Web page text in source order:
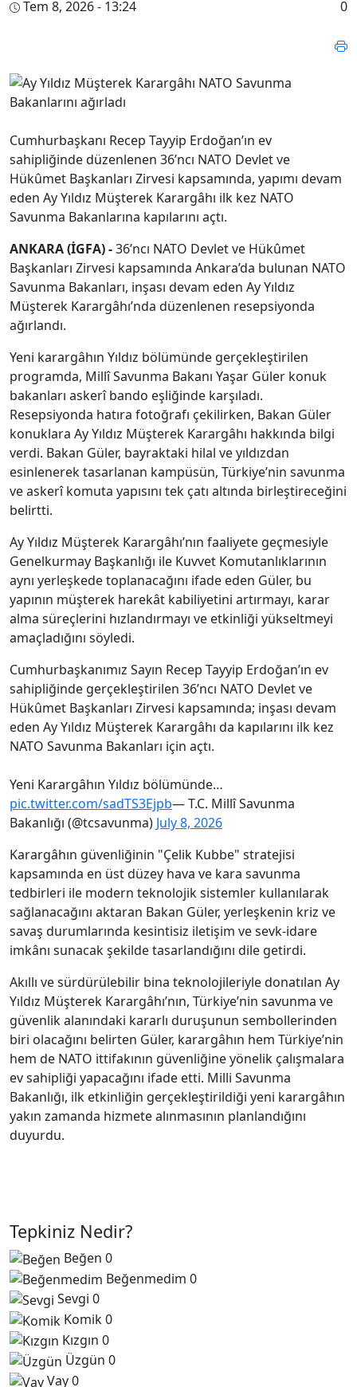
Tem 8, 2026 - 13:24 0
Cumhurbaşkanı Recep Tayyip Erdoğan’ın ev
sahipliğinde düzenlenen 36’ncı NATO Devlet ve
Hükûmet Başkanları Zirvesi kapsamında, yapımı devam
eden Ay Yıldız Müşterek Karargâhı ilk kez NATO
Savunma Bakanlarına kapılarını açtı.
ANKARA (İGFA) -36’ncı NATO Devlet ve Hükûmet
Başkanları Zirvesi kapsamında Ankara’da bulunan NATO
Savunma Bakanları, inşası devam eden Ay Yıldız
Müşterek Karargâhı’nda düzenlenen resepsiyonda
ağırlandı.
Yeni karargâhın Yıldız bölümünde gerçekleştirilen
programda, Millî Savunma Bakanı Yaşar Güler konuk
bakanları askerî bando eşliğinde karşıladı.
Resepsiyonda hatıra fotoğrafı çekilirken, Bakan Güler
konuklara Ay Yıldız Müşterek Karargâhı hakkında bilgi
verdi. Bakan Güler, bayraktaki hilal ve yıldızdan
esinlenerek tasarlanan kampüsün, Türkiye’nin savunma
ve askerî komuta yapısını tek çatı altında birleştireceğini
belirtti.
Ay Yıldız Müşterek Karargâhı’nın faaliyete geçmesiyle
Genelkurmay Başkanlığı ile Kuvvet Komutanlıklarının
aynı yerleşkede toplanacağını ifade eden Güler, bu
yapının müşterek harekât kabiliyetini artırmayı, karar
alma süreçlerini hızlandırmayı ve etkinliği yükseltmeyi
amaçladığını söyledi.
Cumhurbaşkanımız Sayın Recep Tayyip Erdoğan’ın ev
sahipliğinde gerçekleştirilen 36’ncı NATO Devlet ve
Hükûmet Başkanları Zirvesi kapsamında; inşası devam
eden Ay Yıldız Müşterek Karargâhı da kapılarını ilk kez
NATO Savunma Bakanları için açtı.
Yeni Karargâhın Yıldız bölümünde…
pic.twitter.com/sadTS3Ejpb— T.C. Millî Savunma
Bakanlığı (@tcsavunma) July 8, 2026
Karargâhın güvenliğinin "Çelik Kubbe" stratejisi
kapsamında en üst düzey hava ve kara savunma
tedbirleri ile modern teknolojik sistemler kullanılarak
sağlanacağını aktaran Bakan Güler, yerleşkenin kriz ve
savaş durumlarında kesintisiz iletişim ve sevk-idare
imkânı sunacak şekilde tasarlandığını dile getirdi.
Akıllı vesürdürülebilir bina teknolojileriyle donatılan Ay
Yıldız Müşterek Karargâhı’nın, Türkiye’nin savunma ve
güvenlik alanındaki kararlı duruşunun sembollerinden
biri olacağını belirten Güler, karargâhın hem Türkiye’nin
hem de NATO ittifakının güvenliğine yönelik çalışmalara
ev sahipliği yapacağını ifade etti. Milli Savunma
Bakanlığı, ilk etkinliğin gerçekleştirildiği yeni karargâhın
yakın zamanda hizmete alınmasının planlandığını
duyurdu.
Tepkiniz Nedir?
Beğen 0
Beğenmedim 0
Sevgi 0
Komik0
Kızgın 0
Üzgün 0
Vay0